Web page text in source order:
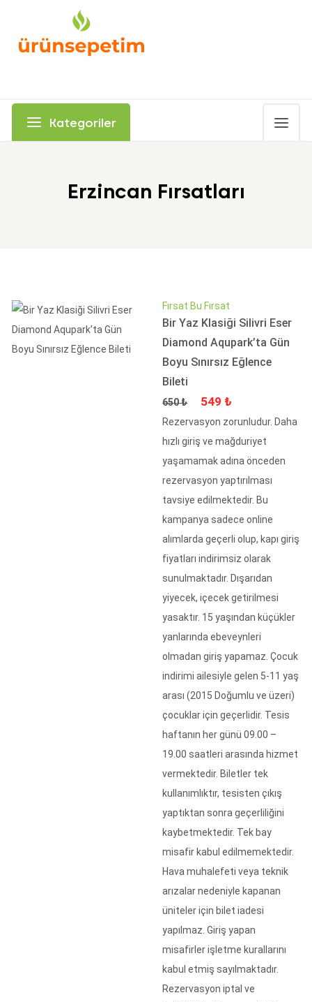
Kategoriler
Erzincan Fırsatları
Fırsat Bu Fırsat
Bir Yaz Klasiği Silivri Eser
Diamond Aqupark’ta Gün
Boyu Sınırsız Eğlence
Bileti
Fiyat
650 ₺ İndirimli Fiyat
549 ₺
Rezervasyon zorunludur. Daha
hızlı giriş ve mağduriyet
yaşamamak adına önceden
rezervasyon yaptırılması
tavsiye edilmektedir. Bu
kampanya sadece online
alımlarda geçerli olup, kapı giriş
fiyatları indirimsiz olarak
sunulmaktadır. Dışarıdan
yiyecek, içecek getirilmesi
yasaktır. 15 yaşından küçükler
yanlarında ebeveynleri
olmadan giriş yapamaz. Çocuk
indirimi ailesiyle gelen 5-11 yaş
arası (2015 Doğumlu ve üzeri)
çocuklar için geçerlidir. Tesis
haftanın her günü 09.00 –
19.00 saatleri arasında hizmet
vermektedir. Biletler tek
kullanımlıktır, tesisten çıkış
yaptıktan sonra geçerliliğini
kaybetmektedir. Tek bay
misafir kabul edilmemektedir.
Hava muhalefeti veya teknik
arızalar nedeniyle kapanan
üniteler için bilet iadesi
yapılmaz. Giriş yapan
misafirler işletme kurallarını
kabul etmiş sayılmaktadır.
Rezervasyon iptal ve